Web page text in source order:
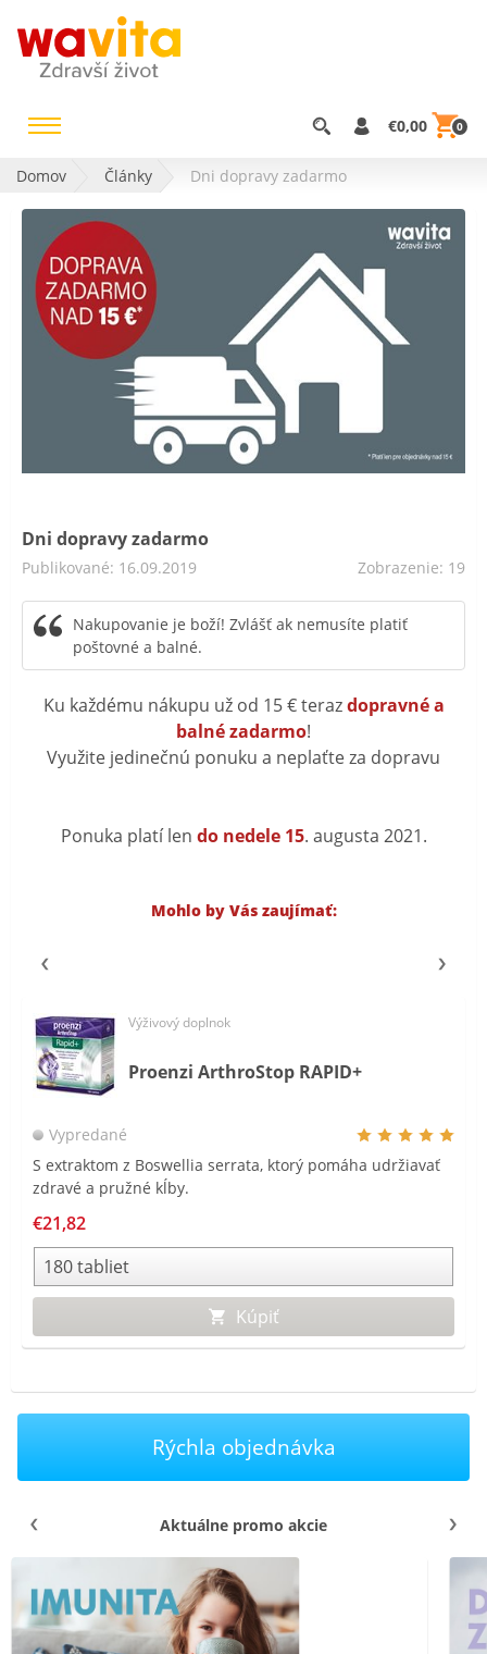
€0,00 0
Domov Články Dni dopravy zadarmo
Dni dopravy zadarmo
Publikované: 16.09.2019 Zobrazenie: 19
Nakupovanie je boží! Zvlášť ak nemusíte platiť
poštovné a balné.
Ku každému nákupu už od 15 € terazdopravné a
balné zadarmo!
Využite jedinečnú ponuku a neplaťte za dopravu
Ponuka platí len do nedele 15. augusta 2021.
Mohlo by Vás zaujímať:
Výživový doplnok
Proenzi ArthroStop RAPID+
Vypredané
S extraktom z Boswellia serrata, ktorý pomáha udržiavať
zdravé a pružné kĺby.
€21,82
Kúpiť
Rýchla objednávka
Aktuálne promo akcie